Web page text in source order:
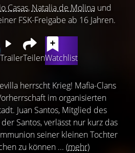
Casas, Natalia de Molinaund
FSK-Freigabe ab 16 Jahren.
TrailerTeilenWatchlist
herrscht Krieg! Mafia-Clans
im organisierten
Juan Santos, Mitglied des
Santos, verlässt nur kurz das
seiner kleinen Tochter
zu können ... (mehr)